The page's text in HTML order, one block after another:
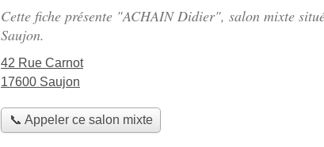
Cette fiche présente "ACHAIN Didier", salon mixte
Saujon.
42 Rue Carnot
17600 Saujon
📞 Appeler ce salon mixte